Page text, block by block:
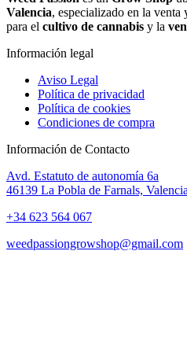
Valencia, especializado en la venta
para el cultivo de cannabis y la
Información legal
Aviso Legal
Política de privacidad
Política de cookies
Condiciones de compra
Información de Contacto
Avd. Estatuto de autonomía 6a
46139 La Pobla de Farnals, Valencia
+34 623 564 067
weedpassiongrowshop@gmail.com